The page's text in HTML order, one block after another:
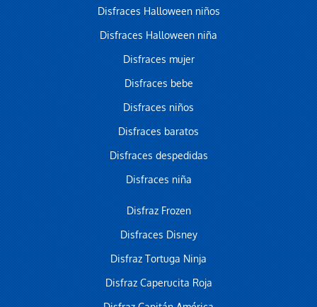
Disfraces Halloween niños
Disfraces Halloween niña
Disfraces mujer
Disfraces bebe
Disfraces niños
Disfraces baratos
Disfraces despedidas
Disfraces niña
Disfraz Frozen
Disfraces Disney
Disfraz Tortuga Ninja
Disfraz Caperucita Roja